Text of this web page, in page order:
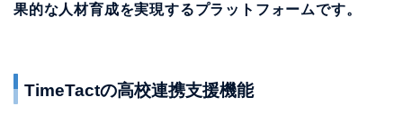
果的な人材育成を実現するプラットフォームです。
TimeTactの高校連携支援機能